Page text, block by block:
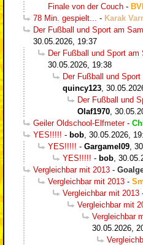
Finale von der Couch -
78 Min. gespielt...
- Karak
Der Fußball und Sport am
30.05.2026, 19:37
Der Fußball und Sport am
30.05.2026, 19:38
Der Fußball und
quincy123
Der Fußball und
Olaf1970
Geiler Oldschool-Elfmeter-
YES!!!!! - bob 30.05.2026,
YES!!!!! - Gargamel09
YES!!!!! - bob
Vergleichbar mit 2013 -
Vergleichbar mit 2013 -
Vergleichbar mit 2013
Vergleichbar mit
Vergleichbar
30.05.2026,